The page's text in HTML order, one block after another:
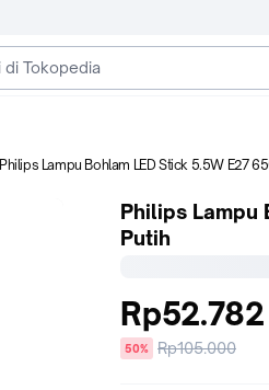
Philips Lampu Bohlam LED Stick 5.5W E27
Philips Lampu
Putih
Rp52.782
diskon
50%
Harga
Rp105.000